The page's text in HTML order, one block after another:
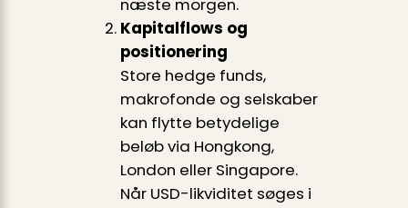
Kapitalflows og
positionering
Store hedge funds,
makrofonde og selskaber
kan flytte betydelige
beløb via Hongkong,
London eller Singapore.
Når USD-likviditet søges i